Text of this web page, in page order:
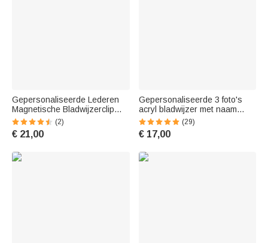
Gepersonaliseerde Lederen
Magnetische Bladwijzerclip
met Naamgravure
Leesaccessoire
Verjaardagscadeau voor
Boekenwurmen
(2)
€ 21,00
Gepersonaliseerde 3 foto's
acryl bladwijzer met naam
tekst en kwastje lezen
Supplies verjaardagscadeau
voor vriend familie
(29)
€ 17,00